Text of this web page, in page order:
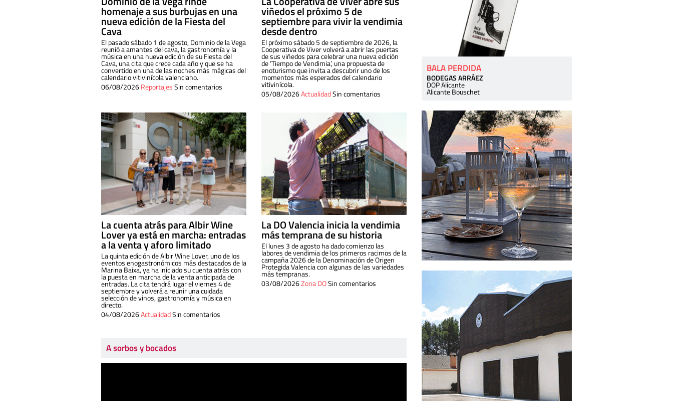
homenaje a sus burbujas en una
nueva edición de la Fiesta del
Cava
El pasado sábado 1 de agosto, Dominio de la Vega
reunió a amantes del cava, la gastronomía y la
música en una nueva edición de su Fiesta del
Cava, una cita que crece cada año y que se ha
convertido en una de las noches más mágicas del
calendario vitivinícola valenciano.
06/08/2026ReportajesSin comentarios
viñedos el próximo 5 de
septiembre para vivir la vendimia
desde dentro
El próximo sábado 5 de septiembre de 2026, la
Cooperativa de Viver volverá a abrir las puertas
de sus viñedos para celebrar una nueva edición
de ‘Tiempo de Vendimia’, una propuesta de
enoturismo que invita a descubrir uno de los
momentos más esperados del calendario
vitivinícola.
05/08/2026ActualidadSin comentarios
La cuenta atrás para Albir Wine
Lover ya está en marcha: entradas
a la venta y aforo limitado
La quinta edición de Albir Wine Lover, uno de los
eventos enogastronómicos más destacados de la
Marina Baixa, ya ha iniciado su cuenta atrás con
la puesta en marcha de la venta anticipada de
entradas. La cita tendrá lugar el viernes 4 de
septiembre y volverá a reunir una cuidada
selección de vinos, gastronomía y música en
directo.
04/08/2026ActualidadSin comentarios
La DO Valencia inicia la vendimia
más temprana de su historia
El lunes 3 de agosto ha dado comienzo las
labores de vendimia de los primeros racimos de la
campaña 2026 de la Denominación de Origen
Protegida Valencia con algunas de las variedades
más tempranas.
03/08/2026Zona DOSin comentarios
A sorbos y bocados
BALA PERDIDA
BODEGAS ARRÁEZ
DOP Alicante
Alicante Bouschet